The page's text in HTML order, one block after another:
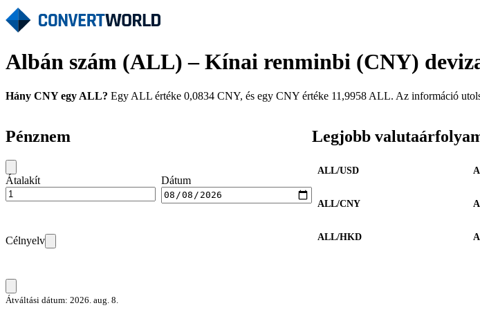
Albán szám (ALL) – Kínai renminbi (CNY)
Hány CNY egy ALL? Egy ALL értéke 0,0834 CNY, és egy CNY értéke 11,9958 ALL. Az információ
Pénznem
Átalakít Dátum
Célnyelv
Átváltási dátum: 2026. aug. 8.
Legjobb
ALL/USD
ALL/CNY
ALL/HKD